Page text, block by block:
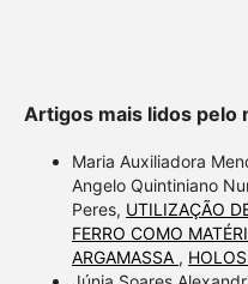
Artigos mais lidos pelo
Maria Auxiliadora
Angelo Quintiniano
Peres, UTILIZAÇÃO
FERRO COMO
ARGAMASSA ,